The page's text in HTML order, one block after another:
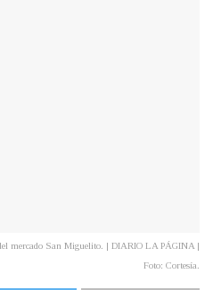
mercado San Miguelito. | DIARIO LA PÁGINA |
Foto: Cortesía.